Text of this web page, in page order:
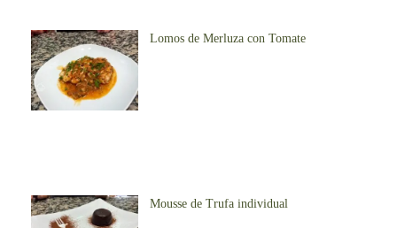
Lomos de Merluza con Tomate
Mousse de Trufa individual